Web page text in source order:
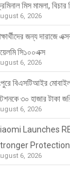
মিস মামলা,
6, 2026
জন্য দারাজে
সি১০০এক্স
6, 2026
বিএসটিআইর
৩০ হাজার টাকা
6, 2026
Launches
Protection
6, 2026